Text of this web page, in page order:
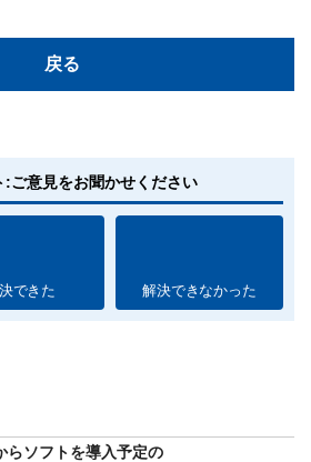
戻る
:ご意見をお聞かせください
できた 解決できなかった
らソフトを導入予定の